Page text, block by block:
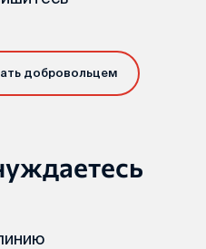
добровольцем